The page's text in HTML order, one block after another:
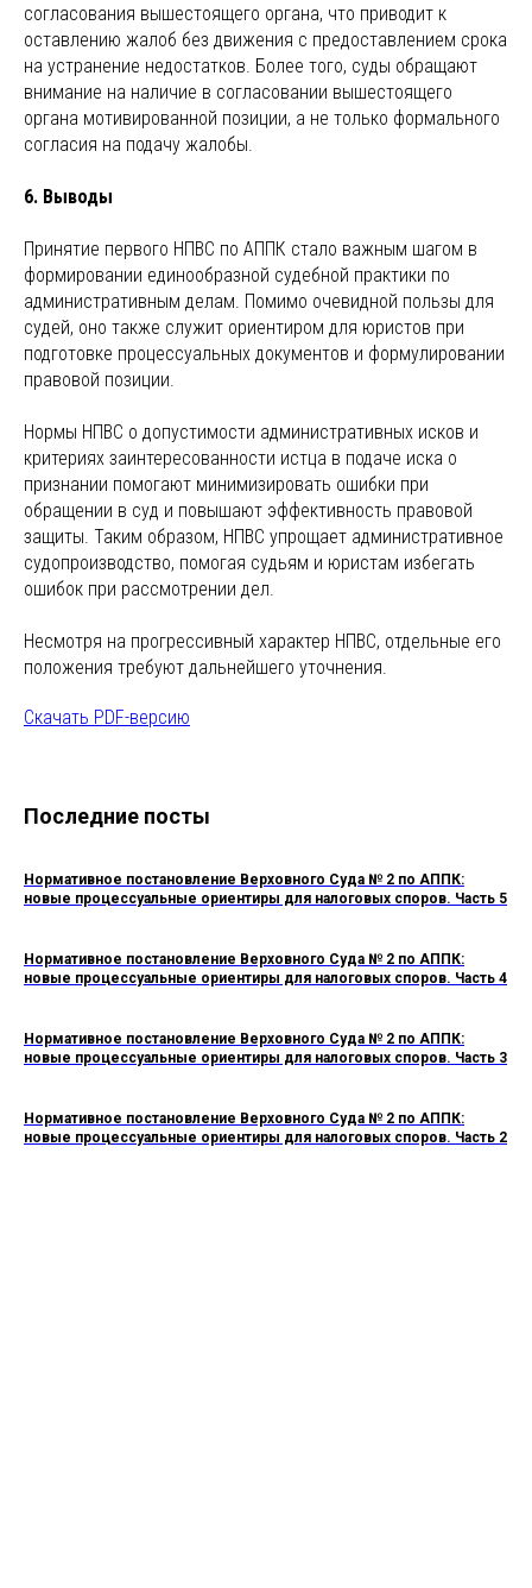
согласования вышестоящего органа, что приводит к
оставлению жалоб без движения с предоставлением срока
на устранение недостатков. Более того, суды обращают
внимание на наличие в согласовании вышестоящего
органа мотивированной позиции, а не только формального
согласия на подачу жалобы.
6. Выводы
Принятие первого НПВС по АППК стало важным шагом в
формировании единообразной судебной практики по
административным делам. Помимо очевидной пользы для
судей, оно также служит ориентиром для юристов при
подготовке процессуальных документов и формулировании
правовой позиции.
Нормы НПВС о допустимости административных исков и
критериях заинтересованности истца в подаче иска о
признании помогают минимизировать ошибки при
обращении в суд и повышают эффективность правовой
защиты. Таким образом, НПВС упрощает административное
судопроизводство, помогая судьям и юристам избегать
ошибок при рассмотрении дел.
Несмотря на прогрессивный характер НПВС, отдельные его
положения требуют дальнейшего уточнения.
Скачать PDF-версию
Последние посты
Нормативное постановление Верховного Суда № 2 по АППК:
новые процессуальные ориентиры для налоговых споров. Часть 5
Нормативное постановление Верховного Суда № 2 по АППК:
новые процессуальные ориентиры для налоговых споров. Часть 4
Нормативное постановление Верховного Суда № 2 по АППК:
новые процессуальные ориентиры для налоговых споров. Часть 3
Нормативное постановление Верховного Суда № 2 по АППК:
новые процессуальные ориентиры для налоговых споров. Часть 2